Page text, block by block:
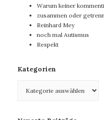
Warum keiner
zusammen oder
Reinhard Mey
noch mal Autismus
Respekt
Kategorien